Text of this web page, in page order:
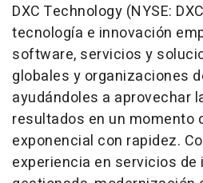
DXC Technology (NYSE:
tecnología e innovación
software, servicios y
globales y organizaciones
ayudándoles a aprovechar
resultados en un momento
exponencial con rapidez.
experiencia en servicios